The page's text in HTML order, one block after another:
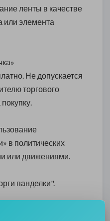
ленты в качестве
или элемента
Не допускается
торгового
в политических
или движениями.
панделки".